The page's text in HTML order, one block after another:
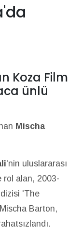
Koza Film
ünlü
Mischa
'nin uluslararası
rol alan, 2003-
dizisi 'The
Barton,